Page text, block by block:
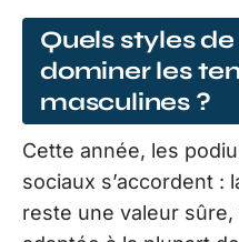
Quels styles
dominer les
masculines ?
Cette année, les
sociaux s’accordent :
reste une valeur